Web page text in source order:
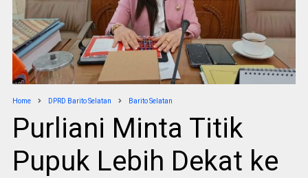
Home DPRD Barito Selatan Barito Selatan
Purliani Minta Titik
Pupuk Lebih Dekat ke